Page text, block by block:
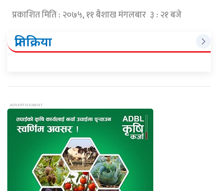
प्रकाशित मिति : २०७५, ११ बैशाख मंगलबार ३ : २१ बजे
प्रतिक्रिया